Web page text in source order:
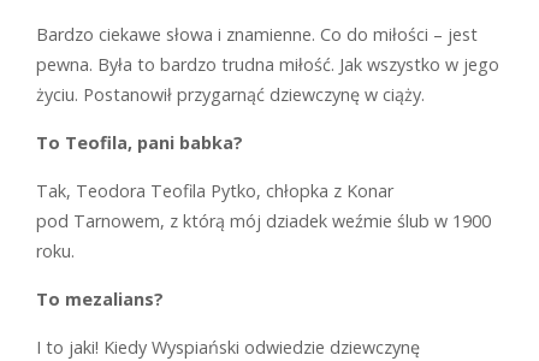
Bardzo ciekawe słowa i znamienne. Co do miłości – jest
pewna. Była to bardzo trudna miłość. Jak wszystko w jego
życiu. Postanowił przygarnąć dziewczynę w ciąży.
To Teofila, pani babka?
Tak, Teodora Teofila Pytko, chłopka z Konar
pod Tarnowem, z którą mój dziadek weźmie ślub w 1900
roku.
To mezalians?
I to jaki! Kiedy Wyspiański odwiedzie dziewczynę